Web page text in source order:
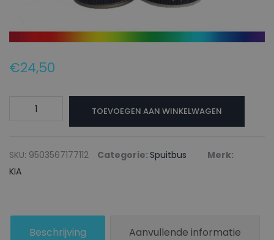
€24,50
Blanke
lak
MARCATO
TOEVOEGEN AAN WINKELWAGEN
SKU: 9503567177112 Categorie: Spuitbus
Merk:
KIA
Beschrijving Aanvullende informatie